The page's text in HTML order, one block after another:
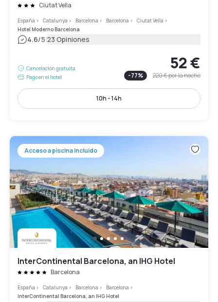
Ciutat Vella
España > Catalunya > Barcelona > Barcelona > Ciutat Vella >
Hotel Moderno Barcelona
4.6/5|23 Opiniones
Cancelación gratuita
Pago en el hotel
52 €
-77% 220 €por la noche
10h - 14h
Acceso a piscina incluido
InterContinental Barcelona, an IHG Hotel
Barcelona
España > Catalunya > Barcelona > Barcelona >
InterContinental Barcelona, an IHG Hotel